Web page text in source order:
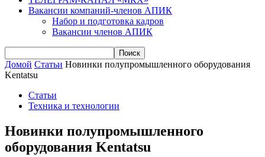
Вакансии компаний-членов АПИК
Набор и подготовка кадров
Вакансии членов АПИК
Домой Статьи Новинки полупромышленного оборудования
Kentatsu
Статьи
Техника и технологии
Новинки полупромышленного
оборудования Kentatsu